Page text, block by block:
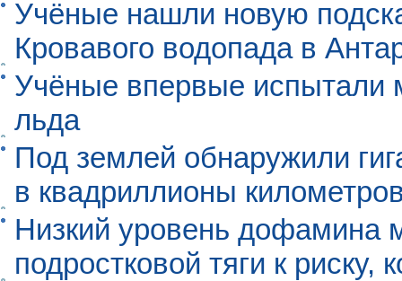
Учёные нашли новую
Кровавого водопада в
Учёные впервые испытали
льда
Под землей обнаружили
в квадриллионы
Низкий уровень дофамина
подростковой тяги к риску,